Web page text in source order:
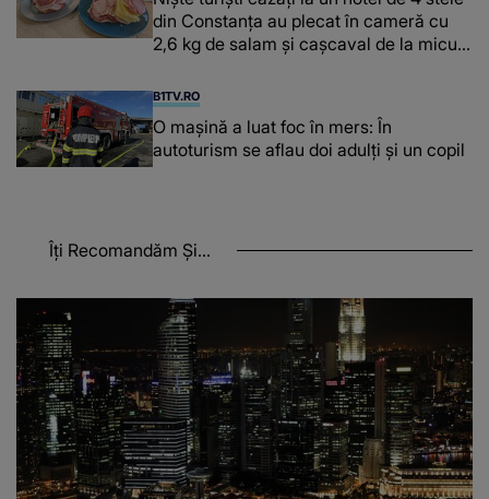
din Constanța au plecat în cameră cu
2,6 kg de salam și cașcaval de la micul
B1TV.RO
O maşină a luat foc în mers: În
autoturism se aflau doi adulți și un copil
Îți Recomandăm Și...